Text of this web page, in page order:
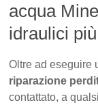
acqua
idraulici
Oltre ad eseguire
riparazione
contattato, a